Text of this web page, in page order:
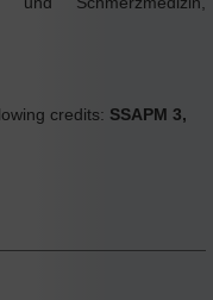
credits: SSAPM 3,